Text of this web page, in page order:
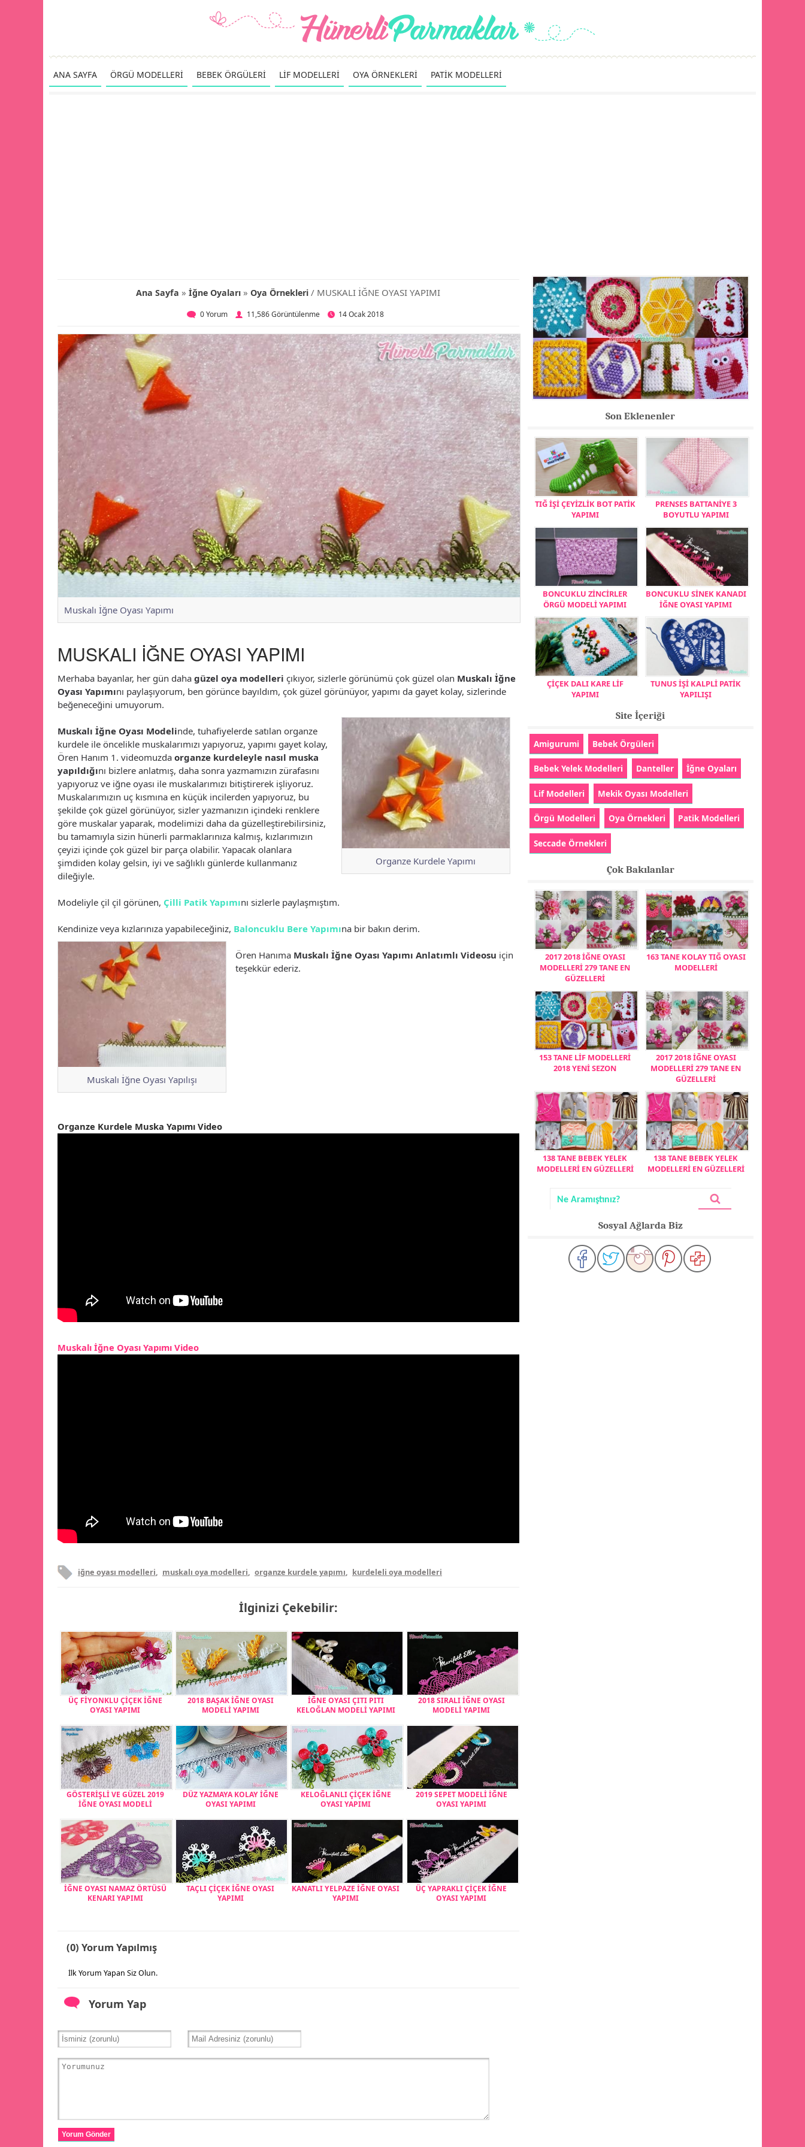
ANA SAYFA ÖRGÜ MODELLERİ BEBEK ÖRGÜLERİ LİF MODELLERİ OYA ÖRNEKLERİ PATİK MODELLERİ
Ana Sayfa »İğne Oyaları »Oya Örnekleri / MUSKALI İĞNE OYASI YAPIMI
0 Yorum 11,586 Görüntülenme 14 Ocak 2018
Muskalı İğne Oyası Yapımı
MUSKALI İĞNE OYASI YAPIMI
Merhaba bayanlar, her gün daha güzel oya modelleri çıkıyor, sizlerle görünümü çok güzel olan Muskalı İğne
Oyası Yapımını paylaşıyorum, ben görünce bayıldım, çok güzel görünüyor, yapımı da gayet kolay, sizlerinde
beğeneceğini umuyorum.
Organze Kurdele Yapımı
Muskalı İğne Oyası Modelinde, tuhafiyelerde satılan organze
kurdele ile öncelikle muskalarımızı yapıyoruz, yapımı gayet kolay,
Ören Hanım 1. videomuzda organze kurdeleyle nasıl muska
yapıldığını bizlere anlatmış, daha sonra yazmamızın zürafasını
yapıyoruz ve iğne oyası ile muskalarımızı bitiştirerek işliyoruz.
Muskalarımızın uç kısmına en küçük incilerden yapıyoruz, bu
şekilde çok güzel görünüyor, sizler yazmanızın içindeki renklere
göre muskalar yaparak, modelimizi daha da güzelleştirebilirsiniz,
bu tamamıyla sizin hünerli parmaklarınıza kalmış, kızlarımızın
çeyizi içinde çok güzel bir parça olabilir. Yapacak olanlara
şimdiden kolay gelsin, iyi ve sağlıklı günlerde kullanmanız
dileğiyle.
Modeliyle çil çil görünen, Çilli Patik Yapımını sizlerle paylaşmıştım.
Kendinize veya kızlarınıza yapabileceğiniz, Baloncuklu Bere Yapımına bir bakın derim.
Muskalı İğne Oyası Yapılışı
Ören Hanıma Muskalı İğne Oyası Yapımı Anlatımlı Videosu için
teşekkür ederiz.
Organze Kurdele Muska Yapımı Video
Muskalı İğne Oyası Yapımı Video
iğne oyası modelleri, muskalı oya modelleri, organze kurdele yapımı, kurdeleli oya modelleri
İlginizi Çekebilir:
ÜÇ FİYONKLU ÇİÇEK İĞNE
OYASI YAPIMI
2018 BAŞAK İĞNE OYASI
MODELİ YAPIMI
İĞNE OYASI ÇITI PITI
KELOĞLAN MODELİ YAPIMI
2018 SIRALI İĞNE OYASI
MODELİ YAPIMI
GÖSTERİŞLİ VE GÜZEL 2019
İĞNE OYASI MODELİ
DÜZ YAZMAYA KOLAY İĞNE
OYASI YAPIMI
KELOĞLANLI ÇİÇEK İĞNE
OYASI YAPIMI
2019 SEPET MODELİ İĞNE
OYASI YAPIMI
İĞNE OYASI NAMAZ ÖRTÜSÜ
KENARI YAPIMI
TAÇLI ÇİÇEK İĞNE OYASI
YAPIMI
KANATLI YELPAZE İĞNE OYASI
YAPIMI
ÜÇ YAPRAKLI ÇİÇEK İĞNE
OYASI YAPIMI
(0) Yorum Yapılmış
İlk Yorum Yapan Siz Olun.
Yorum Yap
Yorum Gönder
Son Eklenenler
TIĞ İŞİ ÇEYİZLİK BOT PATİK
YAPIMI
PRENSES BATTANİYE 3
BOYUTLU YAPIMI
BONCUKLU ZİNCİRLER
ÖRGÜ MODELİ YAPIMI
BONCUKLU SİNEK KANADI
İĞNE OYASI YAPIMI
ÇİÇEK DALI KARE LİF
YAPIMI
TUNUS İŞİ KALPLİ PATİK
YAPILIŞI
Site İçeriği
Amigurumi Bebek Örgüleri
Bebek Yelek Modelleri Danteller İğne Oyaları
Lif Modelleri Mekik Oyası Modelleri
Örgü Modelleri Oya Örnekleri Patik Modelleri
Seccade Örnekleri
Çok Bakılanlar
2017 2018 İĞNE OYASI
MODELLERİ 279 TANE EN
GÜZELLERİ
163 TANE KOLAY TIĞ OYASI
MODELLERİ
153 TANE LİF MODELLERİ
2018 YENİ SEZON
2017 2018 İĞNE OYASI
MODELLERİ 279 TANE EN
GÜZELLERİ
138 TANE BEBEK YELEK
MODELLERİ EN GÜZELLERİ
138 TANE BEBEK YELEK
MODELLERİ EN GÜZELLERİ
Sosyal Ağlarda Biz